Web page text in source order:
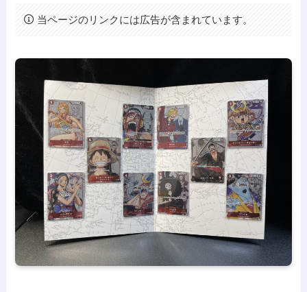
当ページのリンクには広告が含まれています。